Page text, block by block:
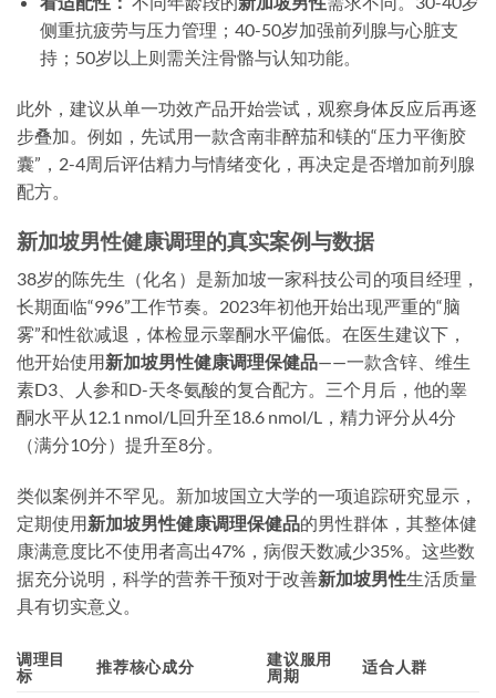
侧重抗疲劳与压力管理；40-50岁加强前列腺与心脏支
持；50岁以上则需关注骨骼与认知功能。
此外，建议从单一功效产品开始尝试，观察身体反应后再逐
步叠加。例如，先试用一款含南非醉茄和镁的“压力平衡胶
囊”，2-4周后评估精力与情绪变化，再决定是否增加前列腺
配方。
新加坡男性健康调理的真实案例与数据
38岁的陈先生（化名）是新加坡一家科技公司的项目经理，
长期面临“996”工作节奏。2023年初他开始出现严重的“脑
雾”和性欲减退，体检显示睾酮水平偏低。在医生建议下，
他开始使用新加坡男性健康调理保健品——一款含锌、维生
素D3、人参和D-天冬氨酸的复合配方。三个月后，他的睾
酮水平从12.1 nmol/L回升至18.6 nmol/L，精力评分从4分
（满分10分）提升至8分。
类似案例并不罕见。新加坡国立大学的一项追踪研究显示，
定期使用新加坡男性健康调理保健品的男性群体，其整体健
康满意度比不使用者高出47%，病假天数减少35%。这些数
据充分说明，科学的营养干预对于改善新加坡男性生活质量
具有切实意义。
调理目
标
推荐核心成分
建议服用
周期
适合人群